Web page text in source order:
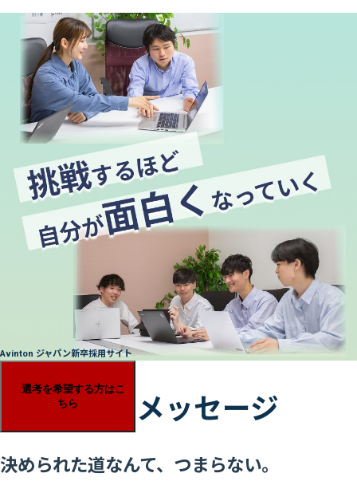
Avinton ジャパン新卒採用サイト
選考を希望する方はこ
ちら
選考を希望する方はこ
ちら
代表メッセージ
決められた道なんて、つまらない。